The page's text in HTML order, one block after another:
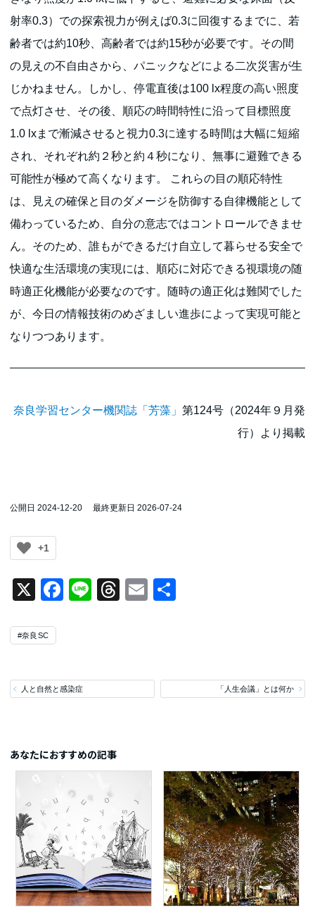
射率0.3）での探索視力が例えば0.3に回復するまでに、若
齢者では約10秒、高齢者では約15秒が必要です。その間
の見えの不自由さから、パニックなどによる二次災害が生
じかねません。しかし、停電直後は100 lx程度の高い照度
で点灯させ、その後、順応の時間特性に沿って目標照度
1.0 lxまで漸減させると視力0.3に達する時間は大幅に短縮
され、それぞれ約２秒と約４秒になり、無事に避難できる
可能性が極めて高くなります。 これらの目の順応特性
は、見えの確保と目のダメージを防御する自律機能として
備わっているため、自分の意志ではコントロールできませ
ん。そのため、誰もができるだけ自立して暮らせる安全で
快適な生活環境の実現には、順応に対応できる視環境の随
時適正化機能が必要なのです。随時の適正化は難関でした
が、今日の情報技術のめざましい進歩によって実現可能と
なりつつあります。
奈良学習センター機関誌「芳藻」 第124号（2024年９月発
行）より掲載
公開日 2024-12-20 最終更新日 2026-07-24
+1
X Facebook
LineThreads
Email
#奈良SC
人と自然と感染症 「人生会議」とは何か
あなたにおすすめの記事